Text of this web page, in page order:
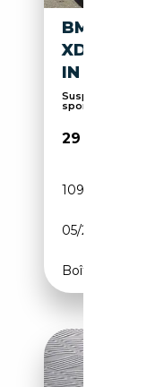
BMW X3 X3
XDRIVE30E
IN HYBRID
Suspension sport,
sport,...
29 850€
109 086 km
05/2021
Boîte